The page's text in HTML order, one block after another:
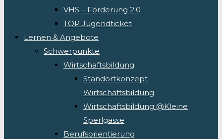
VHS – Förderung 2.0
TOP Jugendticket
Lernen & Angebote
Schwerpunkte
Wirtschaftsbildung
Standortkonzept
Wirtschaftsbildung
Wirtschaftsbildung @Kleine
Sperlgasse
Berufsorientierung